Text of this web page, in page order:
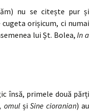
nu se citește pur și
orișicum, ci numai
lui Șt. Bolea,In a
însă, primele două părți
omulșiSine cioranian) au